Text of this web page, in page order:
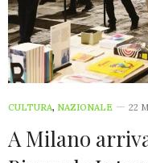
CULTURA, NAZIONALE 22
A Milano